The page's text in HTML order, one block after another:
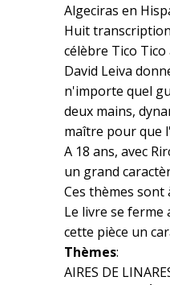
Algeciras en
Huit
célèbre Tico
David Leiva
n'importe quel
deux mains,
maître pour que
A 18 ans, avec
un grand
Ces thèmes sont
Le livre se ferme
cette pièce un
Thèmes:
AIRES DE